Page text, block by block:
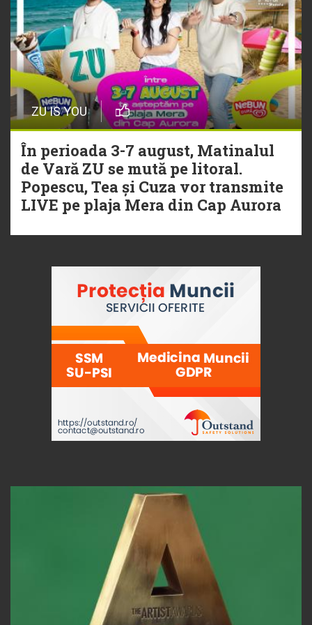
ZU IS YOU
În perioada 3-7 august, Matinalul
de Vară ZU se mută pe litoral.
Popescu, Tea și Cuza vor transmite
LIVE pe plaja Mera din Cap Aurora